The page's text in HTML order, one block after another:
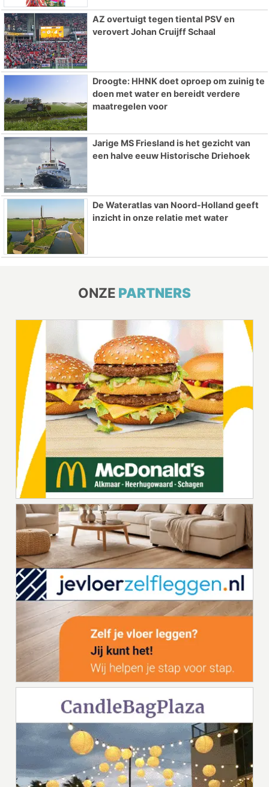
AZ overtuigt tegen tiental PSV en
verovert Johan Cruijff Schaal
Droogte: HHNK doet oproep om zuinig te
doen met water en bereidt verdere
maatregelen voor
Jarige MS Friesland is het gezicht van
een halve eeuw Historische Driehoek
De Wateratlas van Noord-Holland geeft
inzicht in onze relatie met water
ONZE PARTNERS